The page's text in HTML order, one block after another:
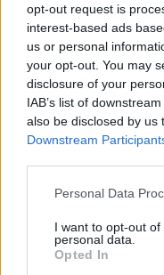
opt-out request is
interest-based ads
us or personal
your opt-out. You may
disclosure of your
IAB’s list of
also be disclosed by us
Downstream
Personal Data
I want to opt-out
personal data.
Opted In
ΠΕΡΙΣΣΌΤΕΡΑ